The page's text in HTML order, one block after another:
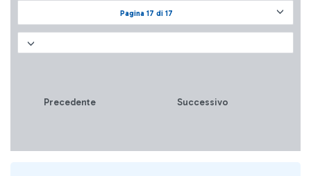
pubblicata sul sito della
+ Approfondisci
Pagina 17 di 17
Precedente Successivo